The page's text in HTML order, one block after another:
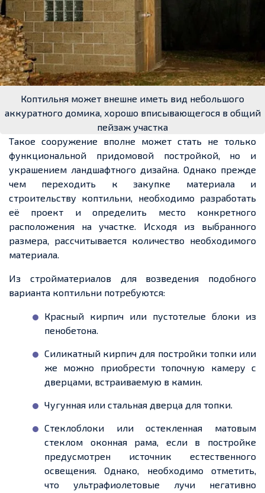
Коптильня может внешне иметь вид небольшого
аккуратного домика, хорошо вписывающегося в общий
пейзаж участка
Такое сооружение вполне может стать не только
функциональной придомовой постройкой, но и
украшением ландшафтного дизайна. Однако прежде
чем переходить к закупке материала и
строительству коптильни, необходимо разработать
её проект и определить место конкретного
расположения на участке. Исходя из выбранного
размера, рассчитывается количество необходимого
материала.
Из стройматериалов для возведения подобного
варианта коптильни потребуются:
Красный кирпич или пустотелые блоки из
пенобетона.
Силикатный кирпич для постройки топки или
же можно приобрести топочную камеру с
дверцами, встраиваемую в камин.
Чугунная или стальная дверца для топки.
Стеклоблоки или остекленная матовым
стеклом оконная рама, если в постройке
предусмотрен источник естественного
освещения. Однако, необходимо отметить,
что ультрафиолетовые лучи негативно